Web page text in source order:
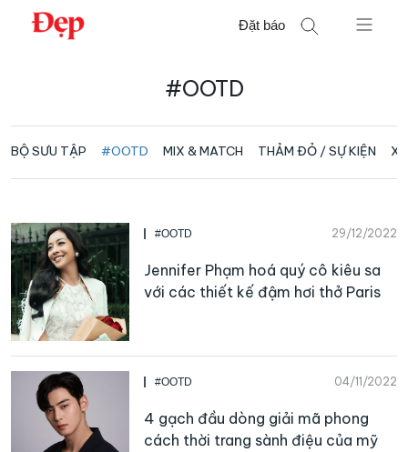
Chuyển
Đặt báo
#OOTD
BỘ SƯU TẬP #OOTD MIX & MATCH THẢM ĐỎ / SỰ KIỆN
#OOTD 29/12/2022
Jennifer Phạm hoá quý cô kiêu sa
với các thiết kế đậm hơi thở Paris
#OOTD 04/11/2022
4 gạch đầu dòng giải mã phong
cách thời trang sành điệu của mỹ